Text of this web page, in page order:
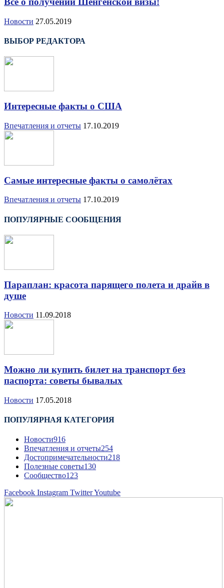
Новости 27.05.2019
ВЫБОР РЕДАКТОРА
Интересные факты о США
Впечатления и отчеты 17.10.2019
Самые интересные факты о самолётах
Впечатления и отчеты 17.10.2019
ПОПУЛЯРНЫЕ СООБЩЕНИЯ
Параплан: красота парящего полета и драйв в
душе
Новости 11.09.2018
Можно ли купить билет на транспорт без
паспорта: советы бывалых
Новости 17.05.2018
ПОПУЛЯРНАЯ КАТЕГОРИЯ
Новости916
Впечатления и отчеты254
Достопримечательности218
Полезные советы130
Сообщество123
Facebook Instagram TwitterYoutube